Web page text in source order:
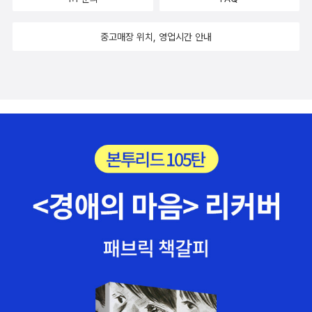
으로 배치한 점에서도 이 책의 저자가 핵심을 잘 파악하고 있다는 생
감대를 이끌어내게 했다. 또한 형제 자매 사이도 보다 다각적으로 분
석하여 첫째라서 다소 억울한 면이 많던 내 입장을 시원하게 대변해
주었고, 결혼이라는 요소가 가족과 가족간의 결합이라는 데에 집중하
여 가족 대 가족의 이야기를 다룬 마지막장도 인상깊게 남았다. 전반
적으로 읽어가며 느낀 점은, 외국의 사례라서 이질감이 많을 줄 알았
는데 생각보다 우리와 비슷한 고민과 갈등을 하며 살아간다는 점이었
데에는 실증적으로 수많은 자료를 엄선하여 뽑아낸 저자의 안목도 한
의학, 인문학으로 치유하다>는 전문가들만 이해하던 의학이라는 것
강의>는 '1996년 초판 발행 이후 서양고대사 학습과 연구의 기본 교
양서로서 널리 사랑 받아온 <서양고대사강의>의 개정판'이라고. 그
간의 학문적 연구 성과와 학계의 동향을 반영해 초판 원고를 대폭 수
정 보완했다. <조선왕조실록을 보다> 3권이 나왔다. 보다 시
리즈로 유명한 리베르스쿨의 책. 숙종~순종까지를 다뤘다. <사료로
읽는 서양사> 4권은 유럽의 계몽시대부터 산업화 시점까지를 다뤘
함께 보고 싶은 책이다. 집에 관련한 모든 것의 역사를 알 수 있다.
큼 더 정확하고 잔인하게 상처를 주게 된다. 많은 사람들이 이 굴레에
서 하루도 자유로울 수 없는 생활을 한 것이 문자를 깨우친 이후로 거
꼽은 것이 기억나는데, 그만큼 '인쇄 매체'라는 것은 인류에게 큰 영향
을 미쳤다.언제부터 '책'이라는 것이 시작되었을까? 근대 이행기의 베
네치아에서 시작되었다고 해도 과언이 아니란다. 책을 좋아하는 사람
들이라면 누구나 순수한 지적 호기심을 가지고 즐겁게 읽어내려갈 수
그러니까 내가 보아야 하는 전체 분야를 다 훑고는 있는데, 어째 추천
를 보고 있어서 과학 도서에 대한 (미약한) appeitite이 충분히 만족
된 듯하다. 허허개강을 하게 돼서 소설 소설 온종일 소설만 읽고 있는
장을 넘기고 싶다. '표적을 정해놓고 하는 표절 검증은 언론의 선정주
과와 무관하게 논란의 대상이 되는 것만으로도 의혹의 당사자는 평생
중고매장 위치, 영업시간 안내